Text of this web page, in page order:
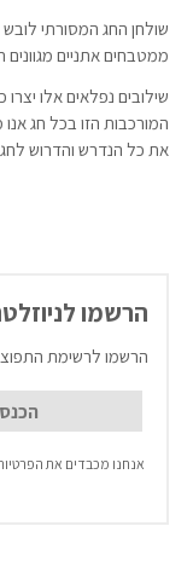
שולחן החג המסורתי לובש
ממטבחים אתניים
שילובים נפלאים אלו
המורכבות הזו בכל חג
את כל הנדרש והדרוש לחג
הרשמו
הרשמו לרשימת
אנחנו מכבדים את